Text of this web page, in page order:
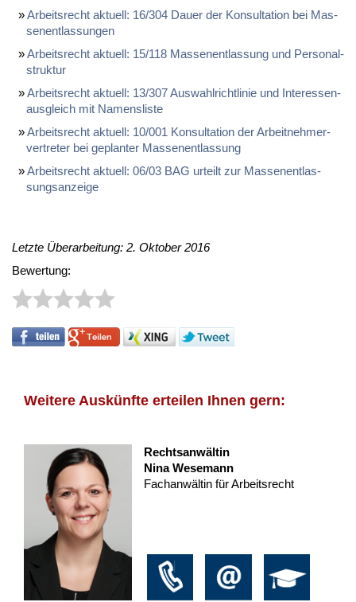
Ar­beits­recht ak­tu­ell: 16/304 Dau­er der Kon­sul­ta­ti­on bei Mas­
sen­ent­las­sun­gen
Ar­beits­recht ak­tu­ell: 15/118 Mas­sen­ent­las­sung und Per­so­nal­
struk­tur
Ar­beits­recht ak­tu­ell: 13/307 Aus­wahl­richt­li­nie und In­ter­es­sen­
aus­gleich mit Na­mens­lis­te
Ar­beits­recht ak­tu­ell: 10/001 Kon­sul­ta­ti­on der Ar­beit­neh­mer­
ver­tre­ter bei ge­plan­ter Mas­sen­ent­las­sung
Ar­beits­recht ak­tu­ell: 06/03 BAG ur­teilt zur Mas­sen­ent­las­
sungs­an­zei­ge
Letzte Überarbeitung: 2. Oktober 2016
Bewertung:
Weitere Auskünfte erteilen Ihnen gern:
Rechtsanwältin
Nina Wesemann
Fachanwältin für Arbeitsrecht